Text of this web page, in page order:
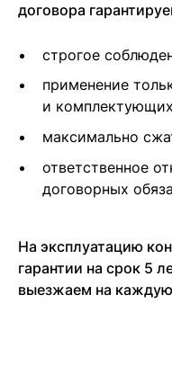
договора
строгое
применение
и
максимально
ответственное
договорных
На эксплуатацию
гарантии на срок 5
выезжаем на